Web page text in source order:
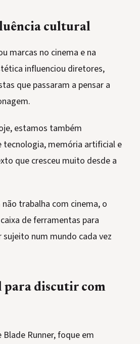
cultural
marcas no cinema e na
influenciou diretores,
que passaram a pensar a
estamos também
tecnologia, memória artificial e
que cresceu muito desde a
trabalha com cinema, o
de ferramentas para
num mundo cada vez
discutir com
Runner, foque em